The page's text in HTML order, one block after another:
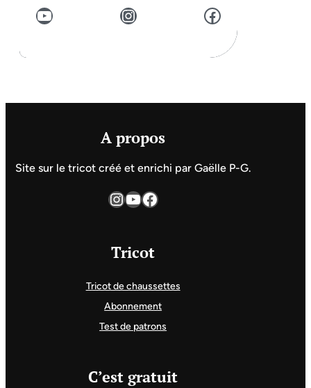
YouTube Instagram Facebook
A propos
Site sur le tricot créé et enrichi par Gaëlle P-G.
InstagramYouTube Facebook
Tricot
Tricot de chaussettes
Abonnement
Test de patrons
C’est gratuit